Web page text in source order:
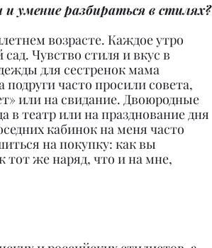
умение разбираться в стилях?
возрасте. Каждое утро
Чувство стиля и вкус в
для сестренок мама
часто просили совета,
или на свидание. Двоюродные
в театр или на празднование дня
кабинок на меня часто
на покупку: как вы
тот же наряд, что и на мне,